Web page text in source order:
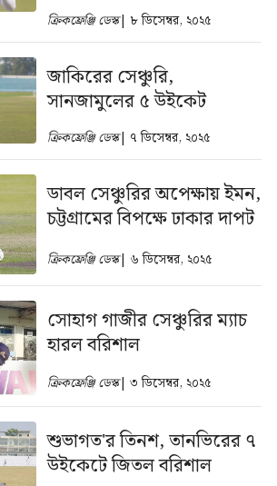
ক্রিকফ্রেঞ্জি ডেস্ক| ৮ ডিসেম্বর, ২০২৫
জাকিরের সেঞ্চুরি,
সানজামুলের ৫ উইকেট
ক্রিকফ্রেঞ্জি ডেস্ক| ৭ ডিসেম্বর, ২০২৫
ডাবল সেঞ্চুরির অপেক্ষায় ইমন,
চট্টগ্রামের বিপক্ষে ঢাকার দাপট
ক্রিকফ্রেঞ্জি ডেস্ক| ৬ ডিসেম্বর, ২০২৫
সোহাগ গাজীর সেঞ্চুরির ম্যাচ
হারল বরিশাল
ক্রিকফ্রেঞ্জি ডেস্ক| ৩ ডিসেম্বর, ২০২৫
শুভাগত'র তিনশ, তানভিরের ৭
উইকেটে জিতল বরিশাল